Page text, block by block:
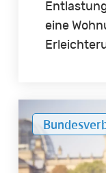
eine
deutsche
Wirtschaft
ist